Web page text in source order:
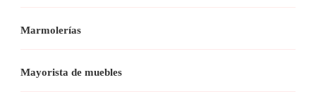
Marmolerías
Mayorista de muebles